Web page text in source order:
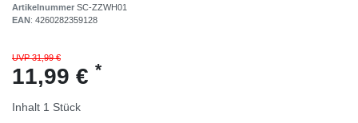
Artikelnummer SC-ZZWH01
EAN: 4260282359128
UVP 31,99 €
11,99 € *
Inhalt 1 Stück